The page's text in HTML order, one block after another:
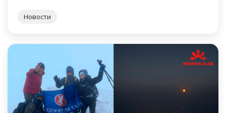
сертификаты и медали …
Новости